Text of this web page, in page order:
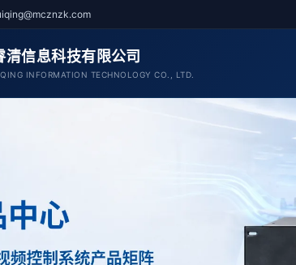
清信息科技有限公司
INFORMATION TECHNOLOGY CO., LTD.